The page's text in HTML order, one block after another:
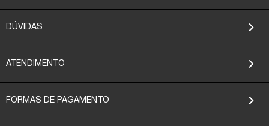
DÚVIDAS
ATENDIMENTO
FORMAS DE PAGAMENTO